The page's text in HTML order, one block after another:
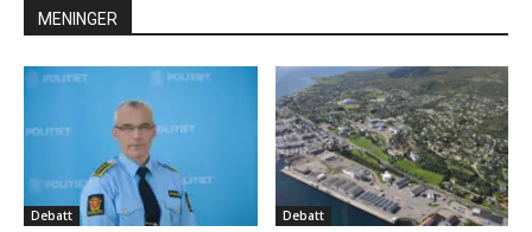
MENINGER
Debatt Debatt